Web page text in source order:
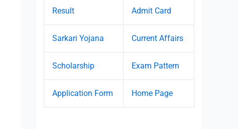
Result Admit Card
Sarkari Yojana Current Affairs
Scholarship Exam Pattern
Application Form Home Page